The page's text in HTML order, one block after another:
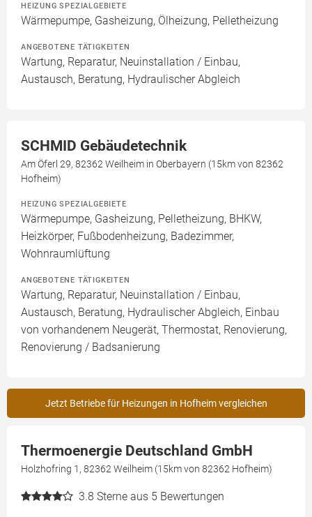
HEIZUNG SPEZIALGEBIETE
Wärmepumpe, Gasheizung, Ölheizung, Pelletheizung
ANGEBOTENE TÄTIGKEITEN
Wartung, Reparatur, Neuinstallation / Einbau,
Austausch, Beratung, Hydraulischer Abgleich
SCHMID Gebäudetechnik
Am Öferl 29, 82362 Weilheim in Oberbayern (15km von 82362
Hofheim)
HEIZUNG SPEZIALGEBIETE
Wärmepumpe, Gasheizung, Pelletheizung, BHKW,
Heizkörper, Fußbodenheizung, Badezimmer,
Wohnraumlüftung
ANGEBOTENE TÄTIGKEITEN
Wartung, Reparatur, Neuinstallation / Einbau,
Austausch, Beratung, Hydraulischer Abgleich, Einbau
von vorhandenem Neugerät, Thermostat, Renovierung,
Renovierung / Badsanierung
Jetzt Betriebe für Heizungen in Hofheim vergleichen
Thermoenergie Deutschland GmbH
Holzhofring 1, 82362 Weilheim (15km von 82362 Hofheim)
3.8 Sterne aus 5 Bewertungen